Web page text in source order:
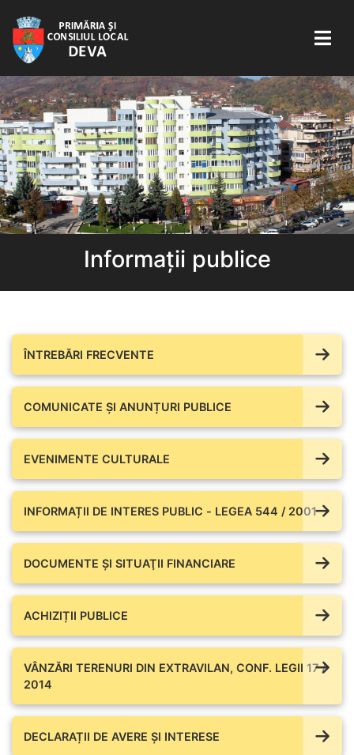
Informații publice
ÎNTREBĂRI FRECVENTE
COMUNICATE ŞI ANUNȚURI PUBLICE
EVENIMENTE CULTURALE
INFORMAȚII DE INTERES PUBLIC - LEGEA 544 / 2001
DOCUMENTE ŞI SITUAŢII FINANCIARE
ACHIZIȚII PUBLICE
VÂNZĂRI TERENURI DIN EXTRAVILAN, CONF. LEGII 17 /
2014
DECLARAȚII DE AVERE ŞI INTERESE